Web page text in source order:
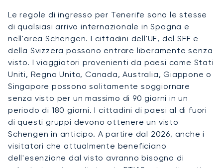
Le regole di ingresso per Tenerife sono le stesse
di qualsiasi arrivo internazionale in Spagna e
nell'area Schengen. I cittadini dell'UE, del SEE e
della Svizzera possono entrare liberamente senza
visto. I viaggiatori provenienti da paesi come Stati
Uniti, Regno Unito, Canada, Australia, Giappone o
Singapore possono solitamente soggiornare
senza visto per un massimo di 90 giorni in un
periodo di 180 giorni. I cittadini di paesi al di fuori
di questi gruppi devono ottenere un visto
Schengen in anticipo. A partire dal 2026, anche i
visitatori che attualmente beneficiano
dell'esenzione dal visto avranno bisogno di